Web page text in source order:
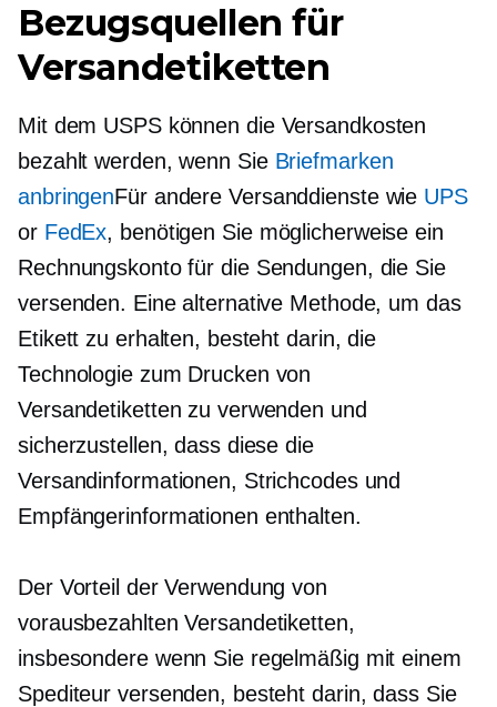
Bezugsquellen für
Versandetiketten
Mit dem USPS können die Versandkosten
bezahlt werden, wenn Sie Briefmarken
anbringenFür andere Versanddienste wie UPS
or FedEx, benötigen Sie möglicherweise ein
Rechnungskonto für die Sendungen, die Sie
versenden. Eine alternative Methode, um das
Etikett zu erhalten, besteht darin, die
Technologie zum Drucken von
Versandetiketten zu verwenden und
sicherzustellen, dass diese die
Versandinformationen, Strichcodes und
Empfängerinformationen enthalten.
Der Vorteil der Verwendung von
vorausbezahlten Versandetiketten,
insbesondere wenn Sie regelmäßig mit einem
Spediteur versenden, besteht darin, dass Sie